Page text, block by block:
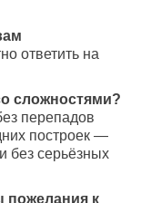
ответить на
сложностями?
перепадов
построек —
без серьёзных
пожелания к